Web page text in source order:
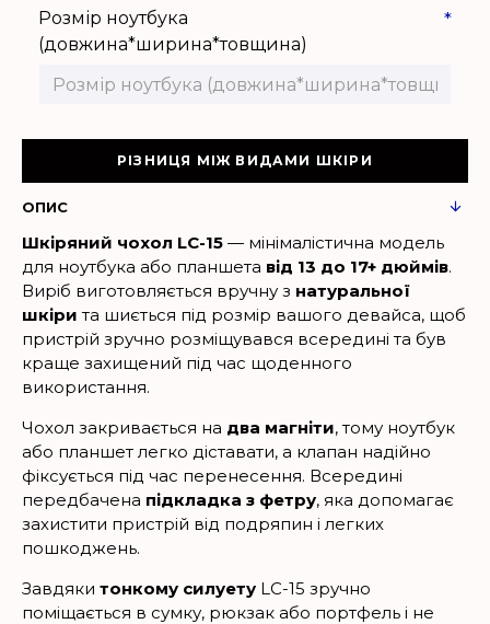
Розмір ноутбука
(довжина*ширина*товщина)
РІЗНИЦЯ МІЖ ВИДАМИ ШКІРИ
ОПИС
Шкіряний чохол LC-15 — мінімалістична модель
для ноутбука або планшета від 13 до 17+ дюймів.
Виріб виготовляється вручну з натуральної
шкіри та шиється під розмір вашого девайса, щоб
пристрій зручно розміщувався всередині та був
краще захищений під час щоденного
використання.
Чохол закривається на два магніти, тому ноутбук
або планшет легко діставати, а клапан надійно
фіксується під час перенесення. Всередині
передбачена підкладка з фетру, яка допомагає
захистити пристрій від подряпин і легких
пошкоджень.
Завдяки тонкому силуету LC-15 зручно
поміщається в сумку, рюкзак або портфель і не